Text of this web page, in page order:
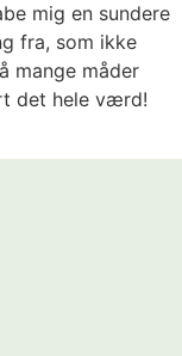
mig en sundere
fra, som ikke
mange måder
det hele værd!